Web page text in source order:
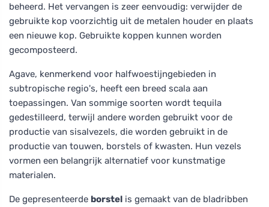
beheerd. Het vervangen is zeer eenvoudig: verwijder de
gebruikte kop voorzichtig uit de metalen houder en plaats
een nieuwe kop. Gebruikte koppen kunnen worden
gecomposteerd.
Agave, kenmerkend voor halfwoestijngebieden in
subtropische regio's, heeft een breed scala aan
toepassingen. Van sommige soorten wordt tequila
gedestilleerd, terwijl andere worden gebruikt voor de
productie van sisalvezels, die worden gebruikt in de
productie van touwen, borstels of kwasten. Hun vezels
vormen een belangrijk alternatief voor kunstmatige
materialen.
De gepresenteerde borstel is gemaakt van de bladribben